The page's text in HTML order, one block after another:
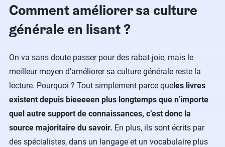
Comment améliorer sa culture
générale en lisant ?
On va sans doute passer pour des rabat-joie, mais le
meilleur moyen d’améliorer sa culture générale reste la
lecture. Pourquoi ? Tout simplement parce queles livres
existent depuis bieeeeen plus longtemps que n’importe
quel autre support de connaissances, c’est donc la
source majoritaire du savoir. En plus, ils sont écrits par
des spécialistes, dans un langage et un vocabulaire plus